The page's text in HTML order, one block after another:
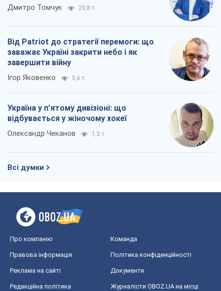
Дмитро Томчук 20,8 т.
Від Patriot до стратегії перемоги: що
заважає Україні закрити небо і як
завершити війну
Ігор Яковенко 5,6 т.
Україна у п’ятому дивізіоні: що
відбувається у жіночому хокеї
Олександр Чеканов 1,5 т.
Всі думки
Про компанію Команда
Правова інформація Політика конфіденційності
Реклама на сайті Документи
Редакційна політика
Журналісти OBOZ.UA на місці